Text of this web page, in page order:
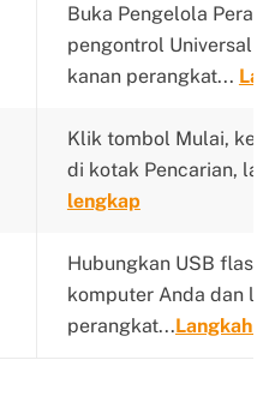
Buka Pengelola
pengontrol Universal
kanan perangkat...
Klik tombol Mulai,
di kotak Pencarian,
lengkap
Hubungkan USB flash
komputer Anda dan
perangkat...Langkah